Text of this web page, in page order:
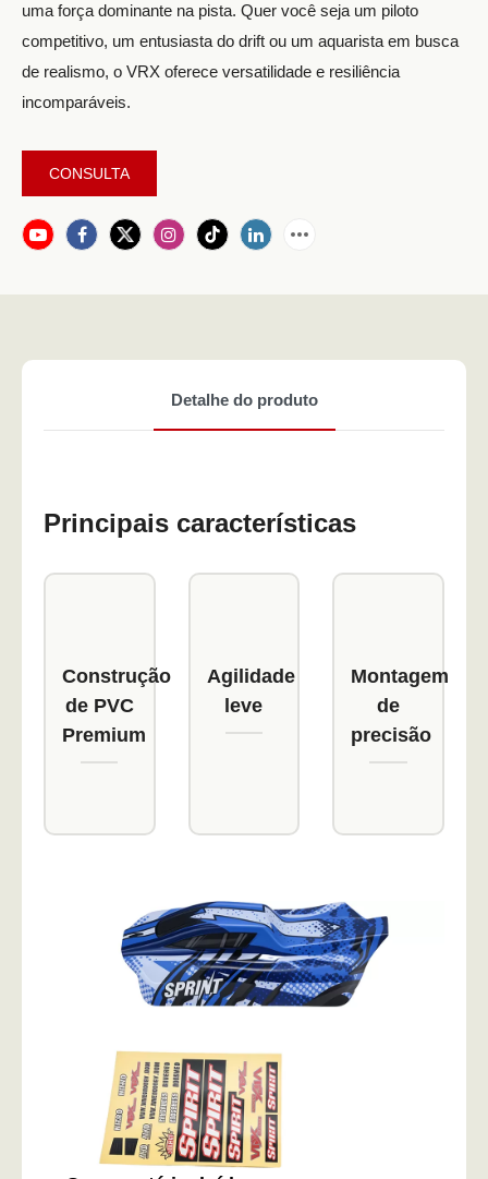
uma força dominante na pista. Quer você seja um piloto
competitivo, um entusiasta do drift ou um aquarista em busca
de realismo, o VRX oferece versatilidade e resiliência
incomparáveis.
CONSULTA
Detalhe do produto
Principais características
Construção
de PVC
Premium
Agilidade
leve
Montagem
de
precisão